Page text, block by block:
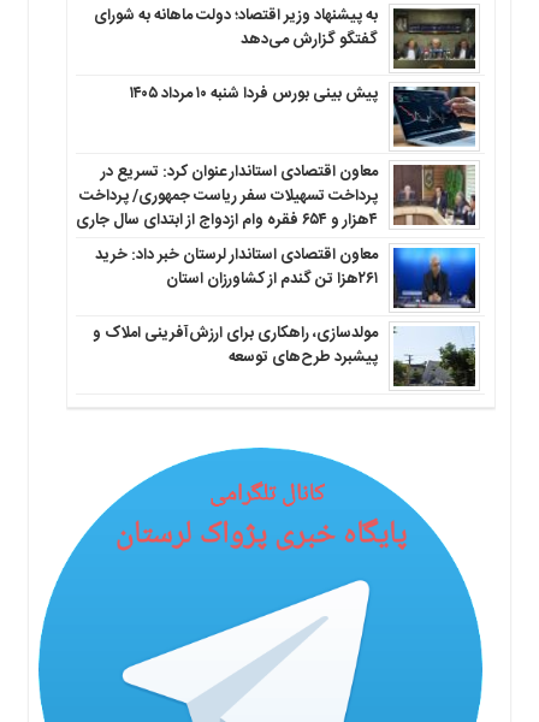
به پیشنهاد وزیر اقتصاد؛ دولت ماهانه به شورای
گفتگو گزارش می‌دهد
پیش بینی بورس فردا شنبه ۱۰ مرداد ۱۴۰۵
معاون اقتصادی استاندار عنوان کرد: تسریع در
پرداخت تسهیلات سفر ریاست جمهوری/ پرداخت
۴هزار و ۶۵۴ فقره وام ازدواج از ابتدای سال جاری
معاون اقتصادی استاندار لرستان خبر داد: خرید
۲۶۱هزا تن گندم از کشاورزان استان
مولدسازی، راهکاری برای ارزش‌آفرینی املاک و
پیشبرد طرح‌های توسعه